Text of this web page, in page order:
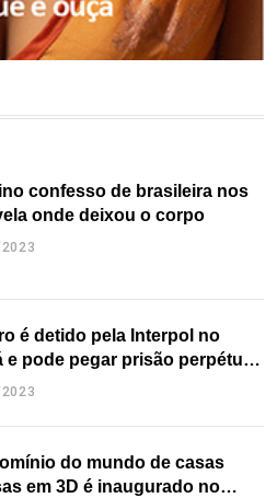
confesso de brasileira nos
onde deixou o corpo
é detido pela Interpol no
e pode pegar prisão perpétua
do mundo de casas
em 3D é inaugurado no